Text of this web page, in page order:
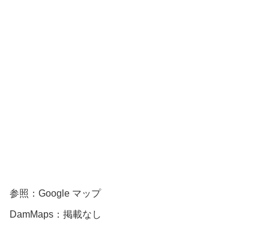
参照：Google マップ
DamMaps：掲載なし